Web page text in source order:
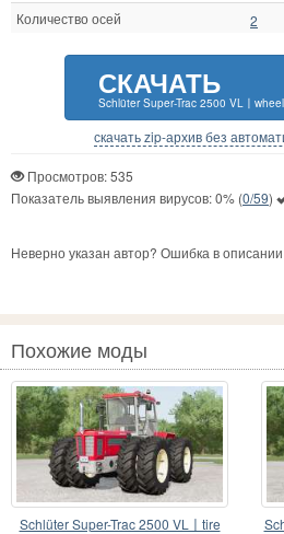
Количество осей
2
СКАЧАТЬ
Schlüter Super-Trac 2500 VL〡
скачать zip-архив без
Просмотров: 535
Показатель выявления вирусов:0% (0/59)
Неверно указан автор? Ошибка в
Похожие моды
Schlüter Super-Trac 2500 VL〡tire